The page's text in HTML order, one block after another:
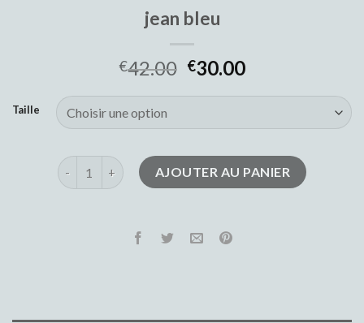
jean bleu
€42.00 €30.00
Taille
quantité de jean bleuAJOUTER AU PANIER